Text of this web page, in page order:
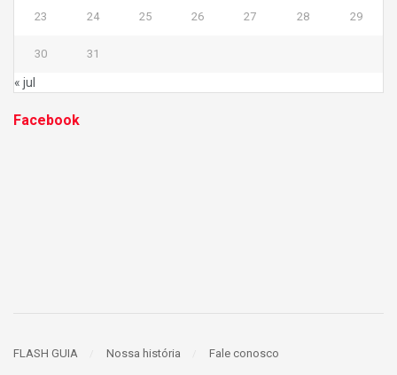
23 24 25 26 27 28 29
30 31
« jul
Facebook
FLASH GUIA Nossa história Fale conosco